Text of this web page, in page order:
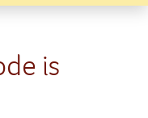
is
worden